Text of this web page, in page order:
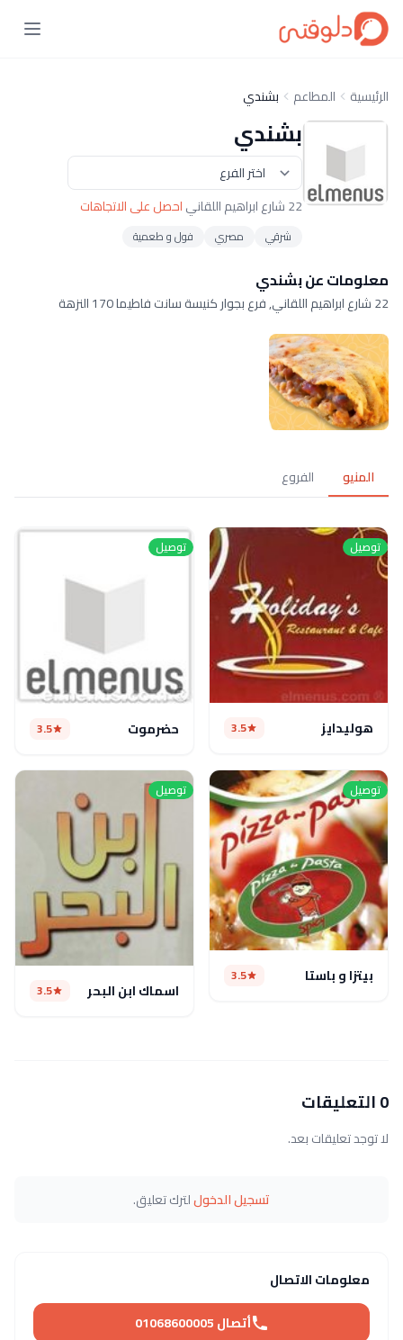
الرئيسية المطاعم بشندي
بشندي
22 شارع ابراهيم اللقاني احصل على الاتجاهات
شرقي مصري فول و طعمية
معلومات عن بشندي
22 شارع ابراهيم اللقاني, فرع بجوار كنيسة سانت فاطيما 170 النزهة
المنيو الفروع
توصيل
هوليدايز 3.5
توصيل
حضرموت 3.5
توصيل
بيتزا و باستا 3.5
توصيل
اسماك ابن البحر 3.5
0 التعليقات
لا توجد تعليقات بعد.
تسجيل الدخوللترك تعليق.
معلومات الاتصال
أتصال 01068600005